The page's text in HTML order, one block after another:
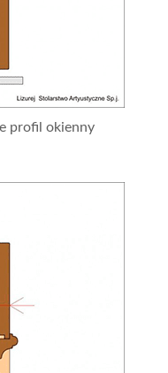
profil okienny